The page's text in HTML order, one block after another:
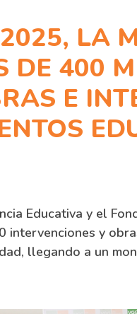
LA
DE 400
E
Educativa y el
intervenciones y
llegando a un